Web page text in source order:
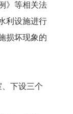
》等相关法
利设施进行
损坏现象的
下设三个